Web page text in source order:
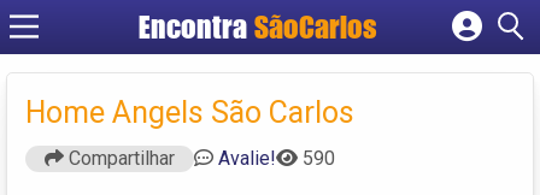
EncontraSãoCarlos
Cadastrar empresa
Criar conta
Home Angels São Carlos
Compartilhar Avalie! 590